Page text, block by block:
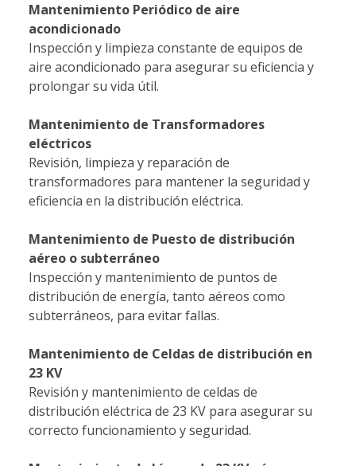
Mantenimiento Periódico de aire
acondicionado
Inspección y limpieza constante de equipos de
aire acondicionado para asegurar su eficiencia y
prolongar su vida útil.
Mantenimiento de Transformadores
eléctricos
Revisión, limpieza y reparación de
transformadores para mantener la seguridad y
eficiencia en la distribución eléctrica.
Mantenimiento de Puesto de distribución
aéreo o subterráneo
Inspección y mantenimiento de puntos de
distribución de energía, tanto aéreos como
subterráneos, para evitar fallas.
Mantenimiento de Celdas de distribución en
23 KV
Revisión y mantenimiento de celdas de
distribución eléctrica de 23 KV para asegurar su
correcto funcionamiento y seguridad.